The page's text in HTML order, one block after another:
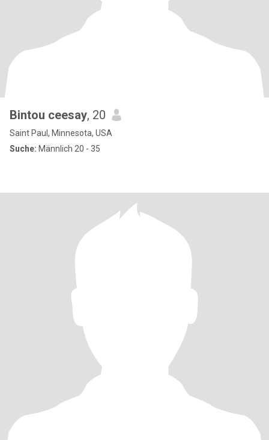
Bintou ceesay, 20
Saint Paul, Minnesota, USA
Suche: Männlich 20 - 35